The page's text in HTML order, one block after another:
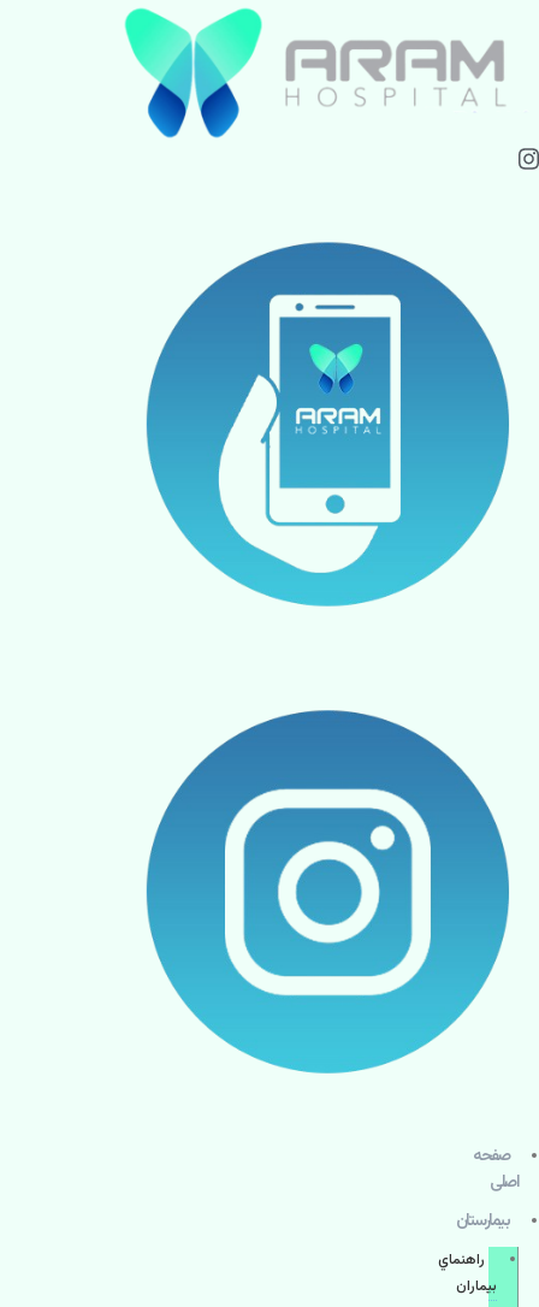
صفحه
اصلی
بيمارستان
راهنماي
بیماران